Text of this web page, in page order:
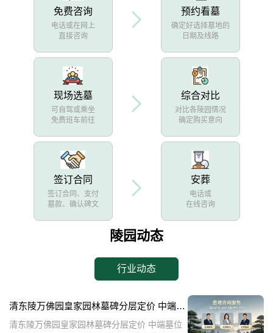
免费咨询
电话或在网上
直接咨询
预约看墓
确定好选择墓地的
日期及线路
现场选墓
可自驾或乘坐
免费班车前往
综合对比
对比各陵园情况
确定购买意向
签订合同
签订合同、支付
墓款、确认碑文
安葬
电话或
在线咨询
陵园动态
行业动态
清东陵万佛园皇家园林墓碑分层定价 中端墓位限时大额让利详解及优惠活动
清东陵万佛园皇家园林墓碑分层定价 中端墓位